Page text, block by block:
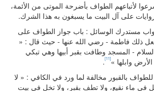
لأتباعهم الطواف بأضرحة الموتى من الأئمة،
على آل البيت ما يسبغون به هذا الشرك.
مستدرك الوسائل : باب جواز الطواف على
ذلك فاطمة - رضي الله عنها - حيث قال : «
- المسجد وطافت بقبر أبيها وهي تبكي
وابلها »[11]
.
بالقبور مخالفة لما ورد في الكافي : « لا
في ماء نقيع، ولا تطف بقبر، ولا تخل في بيت